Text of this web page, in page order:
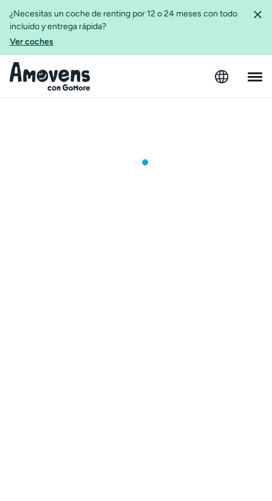
¿Necesitas un coche de renting por 12 o 24 meses con todo
incluido y entrega rápida?
Ver coches